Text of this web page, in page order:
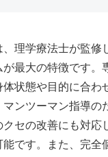
理学療法士が監修
最大の特徴です。
状態や目的に合わ
マンツーマン指導の
セの改善にも対応
です。また、完全